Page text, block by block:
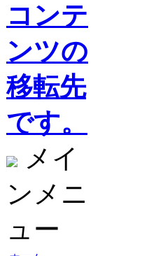
コンテ
ンツの
移転先
です。
メイ
ンメニ
ュー